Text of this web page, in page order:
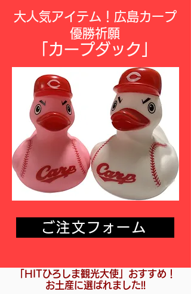
大人気アイテム ！広島カープ
優勝祈願
「カープダック
ご注文フォーム
「HITひろしま観光大使」おすすめ！
お土産に選ばれました!!